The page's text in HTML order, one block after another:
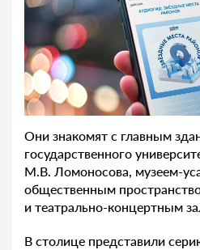
Они знакомят с главным
государственного
М.В. Ломоносова, музеем-
общественным
и театрально-концертным
В столице представили